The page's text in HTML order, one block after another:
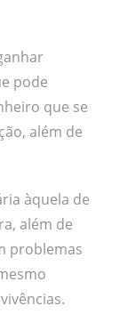
pode
que se
além de
àquela de
além de
problemas